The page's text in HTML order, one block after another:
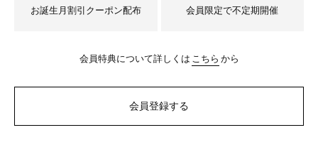
お誕生月割引クーポン配布 会員限定で不定期開催
会員特典について詳しくは こちら から
会員登録する